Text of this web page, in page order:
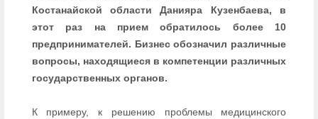
Костанайской области Данияра Кузенбаева, в
этот раз на прием обратилось более 10
предпринимателей. Бизнес обозначил различные
вопросы, находящиеся в компетенции различных
государственных органов.
К примеру, к решению проблемы медицинского